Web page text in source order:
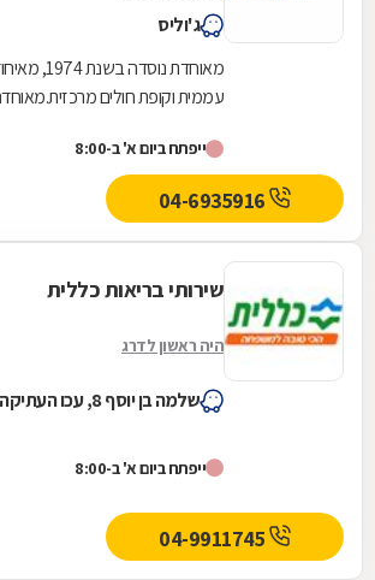
ג'וליס
מאוחדת
עממית וקופת חולים
מעגל...
ייפתח ביום א' ב-8:00
04-6935916
שירותי בריאות כללית
היה ראשון לדרג
שלמה בן יוסף 8, עכו העתיקה
ייפתח ביום א' ב-8:00